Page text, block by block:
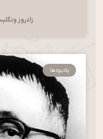
زادروز
یادبودها